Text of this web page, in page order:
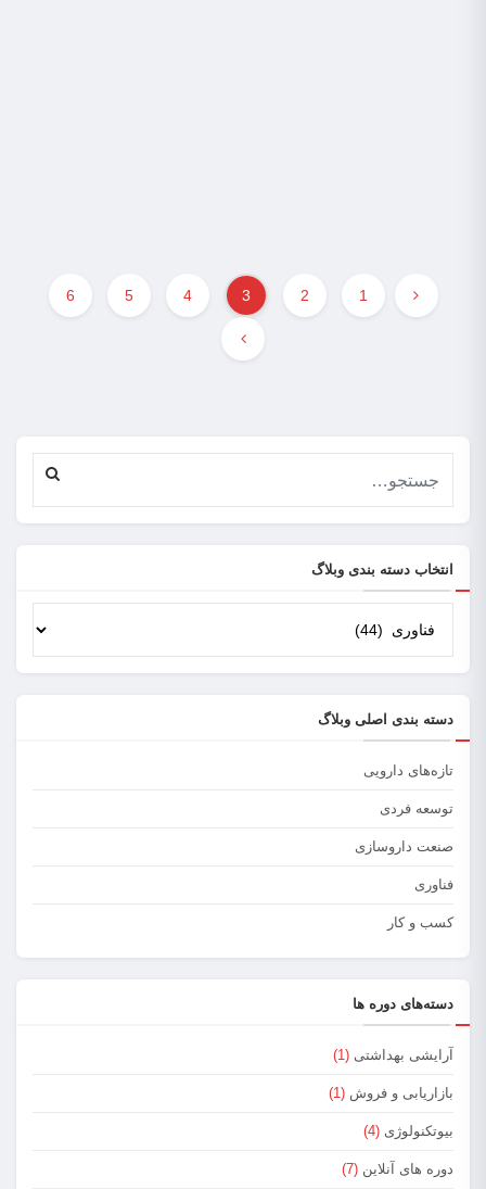
1
2
3
4
5
6
انتخاب دسته بندی وبلاگ
دسته
بندی
وبلاگ
دسته بندی اصلی وبلاگ
تازه‌های دارویی
توسعه فردی
صنعت داروسازی
فناوری
کسب و کار
دسته‌های دوره ها
آرایشی بهداشتی (1)
بازاریابی و فروش (1)
بیوتکنولوژی (4)
دوره های آنلاین (7)